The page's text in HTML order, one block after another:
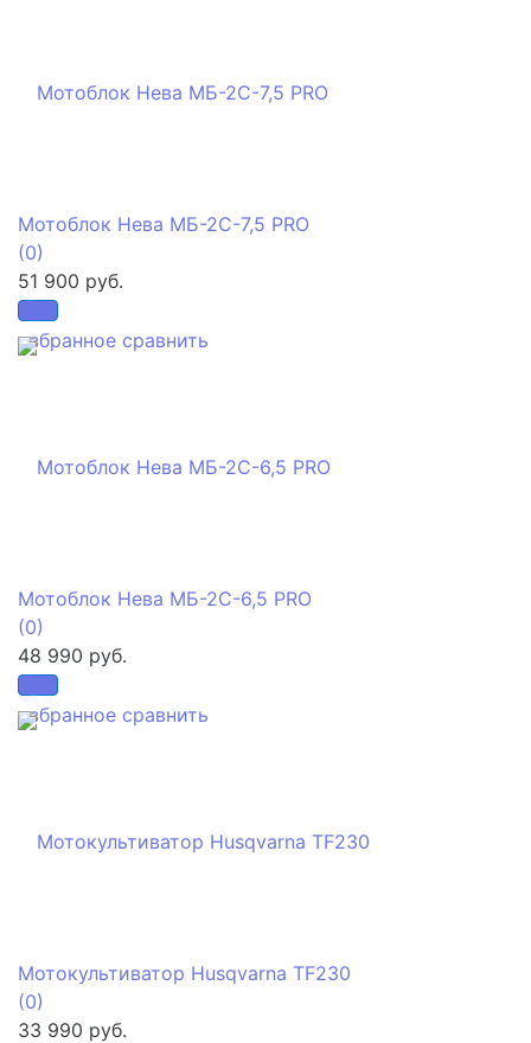
избранное сравнить
Мотоблок Нева МБ-2С-7,5 PRO
(0)
51 900 руб.
избранное сравнить
Мотоблок Нева МБ-2С-6,5 PRO
(0)
48 990 руб.
Мотокультиватор Husqvarna TF230
(0)
33 990 руб.